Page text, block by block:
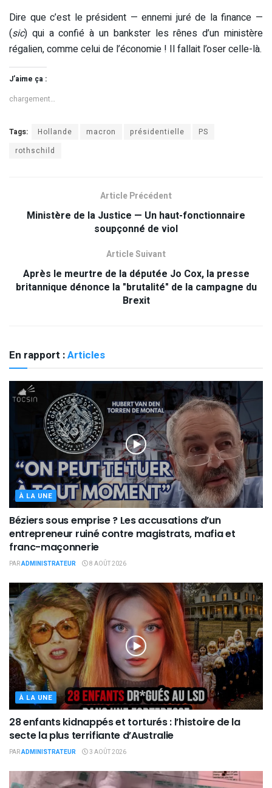
Dire que c’est le président — ennemi juré de la finance —
(sic) qui a confié à un bankster les rênes d’un ministère
régalien, comme celui de l’économie ! Il fallait l’oser celle-là.
J’aime ça :
chargement…
Tags: Hollande macron présidentielle
PS
rothschild
Article Précédent
Ministère de la Justice — Un haut-fonctionnaire
soupçonné de viol
Article Suivant
Après le meurtre de la députée Jo Cox, la presse
britannique dénonce la "brutalité" de la campagne du
Brexit
En rapport :Articles
À LA UNE
Béziers sous emprise ? Les accusations d’un
entrepreneur ruiné contre magistrats, mafia et
franc-maçonnerie
PARADMINISTRATEUR 8 AOÛT 2026
À LA UNE
28 enfants kidnappés et torturés : l’histoire de la
secte la plus terrifiante d’Australie
PARADMINISTRATEUR 3 AOÛT 2026